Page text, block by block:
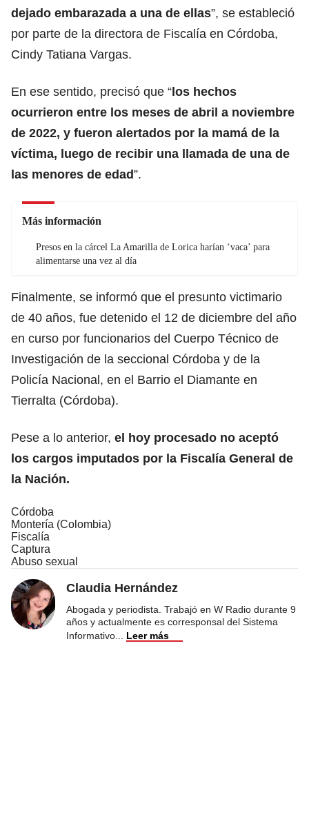
dejado embarazada a una de ellas”, se estableció
por parte de la directora de Fiscalía en Córdoba,
Cindy Tatiana Vargas.
En ese sentido, precisó que “los hechos
ocurrieron entre los meses de abril a noviembre
de 2022, y fueron alertados por la mamá de la
víctima, luego de recibir una llamada de una de
las menores de edad”.
Más información
Presos en la cárcel La Amarilla de Lorica harían ‘vaca’ para
alimentarse una vez al día
Finalmente, se informó que el presunto victimario
de 40 años, fue detenido el 12 de diciembre del año
en curso por funcionarios del Cuerpo Técnico de
Investigación de la seccional Córdoba y de la
Policía Nacional, en el Barrio el Diamante en
Tierralta (Córdoba).
Pese a lo anterior, el hoy procesado no aceptó
los cargos imputados por la Fiscalía General de
la Nación.
Córdoba
Montería (Colombia)
Fiscalía
Captura
Abuso sexual
Claudia Hernández
Abogada y periodista. Trabajó en W Radio durante 9
años y actualmente es corresponsal del Sistema
Informativo
Leer más